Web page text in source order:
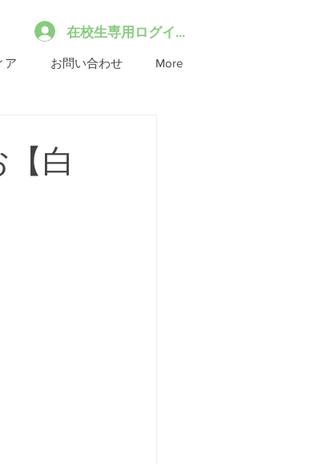
ア お問い合わせ More
在校生専用ログイン
白